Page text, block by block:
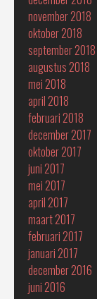
november 2018
oktober 2018
september 2018
augustus 2018
mei 2018
april 2018
februari 2018
december 2017
oktober 2017
juni 2017
mei 2017
april 2017
maart 2017
februari 2017
januari 2017
december 2016
juni 2016